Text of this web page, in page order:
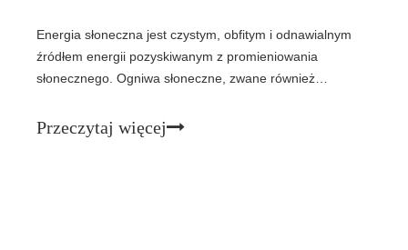
Energia słoneczna jest czystym, obfitym i odnawialnym
źródłem energii pozyskiwanym z promieniowania
słonecznego. Ogniwa słoneczne, zwane również
przekształcające światło słoneczne bezpośrednio w
Przeczytaj więcej